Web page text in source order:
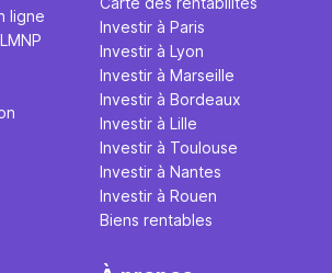
ligne
Investir à Paris
Investir à Lyon
Investir à Marseille
Investir à Bordeaux
Investir à Lille
Investir à Toulouse
Investir à Nantes
Investir à Rouen
Biens rentables